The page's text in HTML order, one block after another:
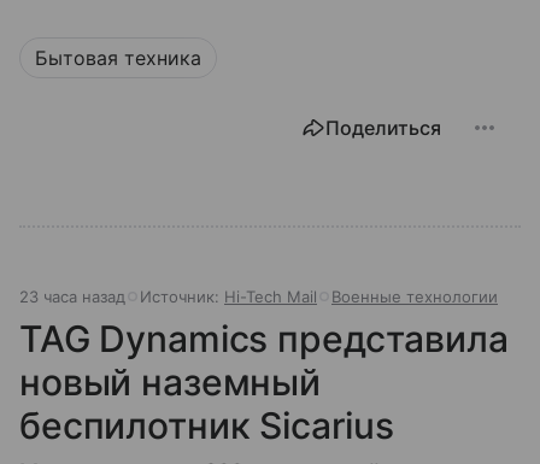
Бытовая техника
Поделиться
23 часа назад Источник: Hi-Tech Mail Военные технологии
TAG Dynamics представила
новый наземный
беспилотник Sicarius